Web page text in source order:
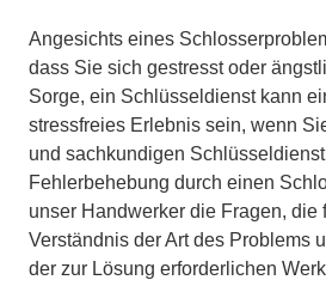
Angesichts eines
dass Sie sich gestresst oder
Sorge, ein Schlüsseldienst kann
stressfreies Erlebnis sein, wenn
und sachkundigen
Fehlerbehebung durch einen
unser Handwerker die Fragen, die
Verständnis der Art des Problems
der zur Lösung erforderlichen